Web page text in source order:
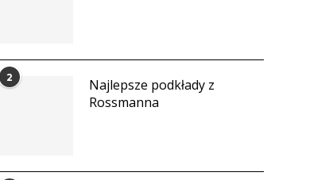
2
Najlepsze podkłady z
Rossmanna